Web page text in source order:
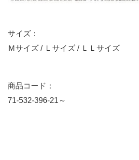
サイズ：
Ｍサイズ / Ｌサイズ / ＬＬサイズ
商品コード：
71-532-396-21～